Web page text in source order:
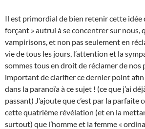
Il est primordial de bien retenir cette idée
forçant » autrui à se concentrer sur nous,
vampirisons, et non pas seulement en
vie de tous les jours, l’attention et la
sommes tous en droit de réclamer de nos
important de clarifier ce dernier point
dans la paranoïa à ce sujet ! (ce que j’ai
passant) J’ajoute que c’est par la parfaite
cette quatrième révélation (et en la
surtout) que l’homme et la femme «